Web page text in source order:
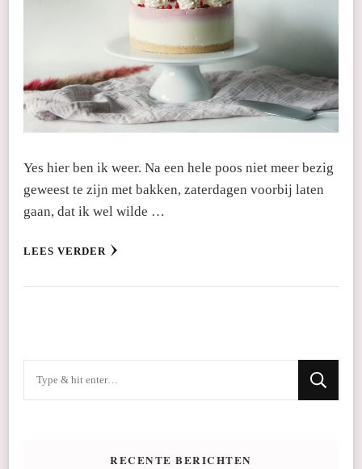
Yes hier ben ik weer. Na een hele poos niet meer bezig
geweest te zijn met bakken, zaterdagen voorbij laten
gaan, dat ik wel wilde …
LEES VERDER
RECENTE BERICHTEN